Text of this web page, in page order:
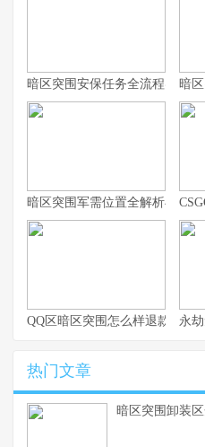
暗区突围安保任务全流程实战指
暗
暗区突围军需位置全解析与实战
QQ区暗区突围怎么样退款 永
热门文章
暗区突围卸装